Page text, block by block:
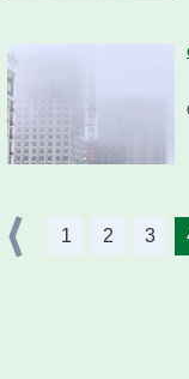
1 2 3